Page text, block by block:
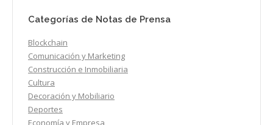
Categorías de Notas de Prensa
Blockchain
Comunicación y Marketing
Construcción e Inmobiliaria
Cultura
Decoración y Mobiliario
Deportes
Economía y Empresa